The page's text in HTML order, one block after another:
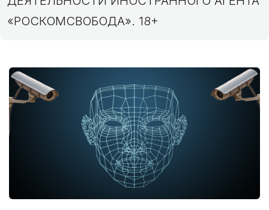
«РОСКОМСВОБОДА». 18+